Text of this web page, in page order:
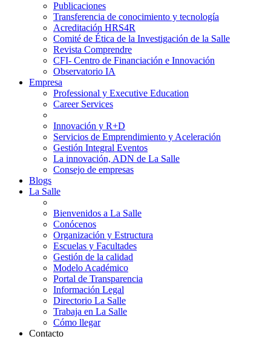
Publicaciones
Transferencia de conocimiento y tecnología
Acreditación HRS4R
Comité de Ética de la Investigación de la Salle
Revista Comprendre
CFI- Centro de Financiación e Innovación
Observatorio IA
Empresa
Professional y Executive Education
Career Services
Innovación y R+D
Servicios de Emprendimiento y Aceleración
Gestión Integral Eventos
La innovación, ADN de La Salle
Consejo de empresas
Blogs
La Salle
Bienvenidos a La Salle
Conócenos
Organización y Estructura
Escuelas y Facultades
Gestión de la calidad
Modelo Académico
Portal de Transparencia
Información Legal
Directorio La Salle
Trabaja en La Salle
Cómo llegar
Contacto